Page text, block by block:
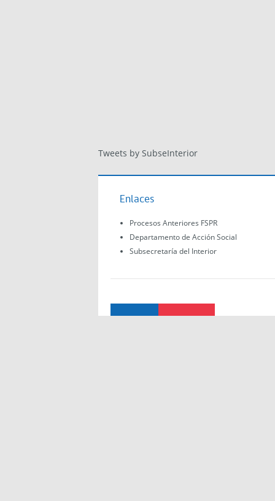
Tweets by SubseInterior
Enlaces
Procesos Anteriores FSPR
Departamento de Acción Social
Subsecretaría del Interior